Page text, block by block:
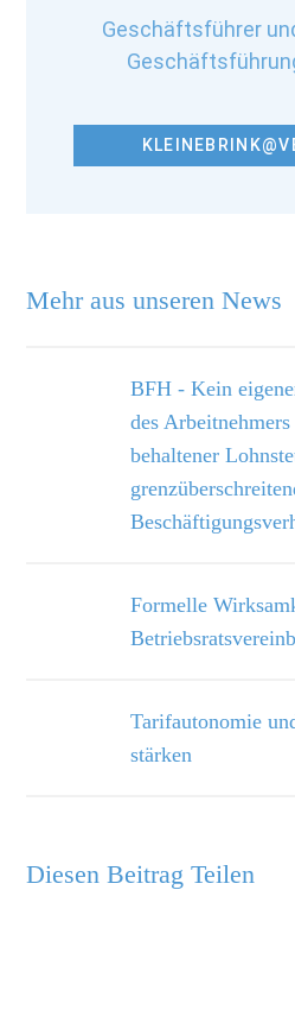
Mehr aus unseren News
BFH - Kein
des
behaltener
Formelle
Tarifautonomie
Geschäftsführer
Diesen Beitrag Teilen